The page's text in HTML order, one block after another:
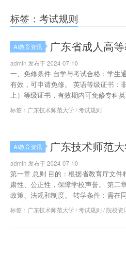
标签：考试规则
AI教育资讯 广东省成人高
admin 发布于 2024-07-10
一、免修条件 自学与考试合格：学生
有效，可申请免修。 英语等级证书：
上）等级证书，有效期内可免修专科
标签： 广东技术师范大学/考试规则
AI教育资讯 广东技术师范
admin 发布于 2024-07-10
第一章 总则 目的：根据省教育厅文
肃性、公正性，保障学校声誉。 第二
政策、法规和制度。 转学条件：需在
标签： 广东技术师范大学/考试规则 /院校资